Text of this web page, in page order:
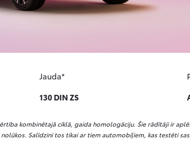
Jauda*
130 DIN ZS
kombinētajā ciklā, gaida homologāciju. Šie rādītāji ir
Salīdzini tos tikai ar tiem automobiļiem, kas testēti